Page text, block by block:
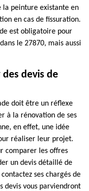
la peinture existante en
en cas de fissuration.
est obligatoire pour
le 27870, mais aussi
devis de
doit être un réflexe
à la rénovation de ses
en effet, une idée
réaliser leur projet.
comparer les offres
un devis détaillé de
ses chargés de
devis vous parviendront